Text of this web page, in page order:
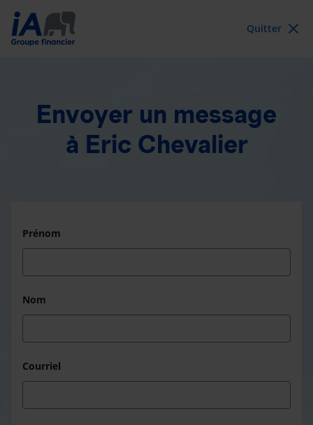
Quitter
Envoyer un message
à Eric Chevalier
Prénom
Nom
Courriel